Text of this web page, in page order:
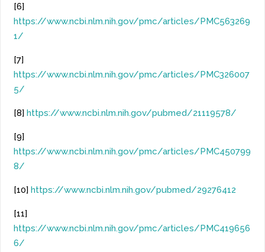
[6]
https://www.ncbi.nlm.nih.gov/pmc/articles/PMC563269
1/
[7]
https://www.ncbi.nlm.nih.gov/pmc/articles/PMC326007
5/
[8]https://www.ncbi.nlm.nih.gov/pubmed/21119578/
[9]
https://www.ncbi.nlm.nih.gov/pmc/articles/PMC450799
8/
[10]https://www.ncbi.nlm.nih.gov/pubmed/29276412
[11]
https://www.ncbi.nlm.nih.gov/pmc/articles/PMC419656
6/